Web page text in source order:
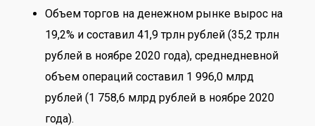
Объем торгов на денежном рынке вырос на
19,2% и составил 41,9 трлн рублей (35,2 трлн
рублей в ноябре 2020 года), среднедневной
объем операций составил 1 996,0 млрд
рублей (1 758,6 млрд рублей в ноябре 2020
года).